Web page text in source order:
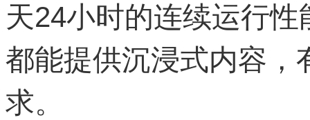
天24小时的连续运行
都能提供沉浸式内容，
求。